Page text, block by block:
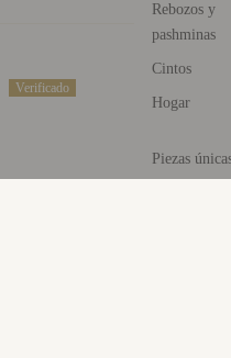
Rebozos y
pashminas
Cintos
Hogar
Piezas